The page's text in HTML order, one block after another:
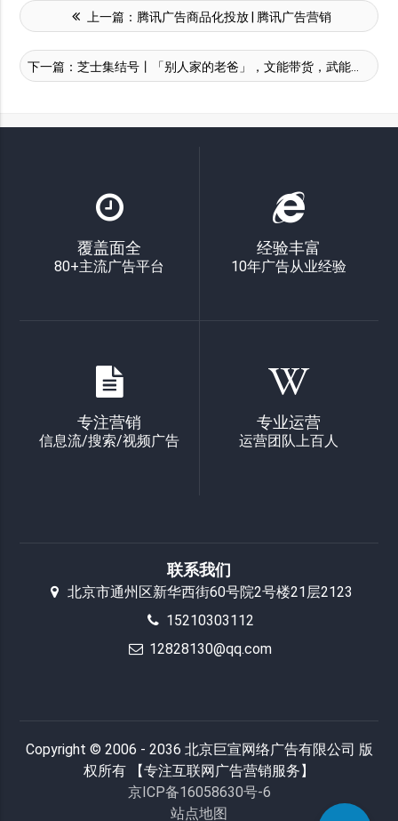
上一篇： 腾讯广告商品化投放 | 腾讯广告营销
下一篇：芝士集结号丨「别人家的老爸」，文能带货，武能带娃
覆盖面全
80+主流广告平台
经验丰富
10年广告从业经验
专注营销
信息流/搜索/视频广告
专业运营
运营团队上百人
联系我们
北京市通州区新华西街60号院2号楼21层2123
15210303112
12828130@qq.com
Copyright © 2006 - 2036 北京巨宣网络广告有限公司 版
权所有 【专注互联网广告营销服务】
京ICP备16058630号-6
站点地图